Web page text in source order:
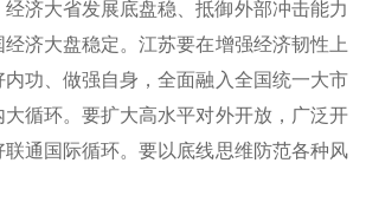
济大省发展底盘稳、抵御外部冲击能力
济大盘稳定。江苏要在增强经济韧性上
功、做强自身，全面融入全国统一大市
循环。要扩大高水平对外开放，广泛开
通国际循环。要以底线思维防范各种风